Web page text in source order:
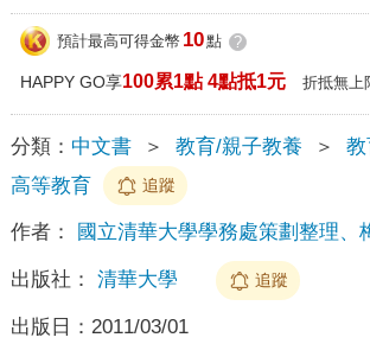
預計最高可得金幣 10點 ?
HAPPY GO享100累1點 4點抵1元 折抵無上
分類： 中文書 ＞ 教育/親子教養 ＞
高等教育
追蹤
作者： 國立清華大學學務處策劃整理、
出版社： 清華大學 追蹤
出版日： 2011/03/01